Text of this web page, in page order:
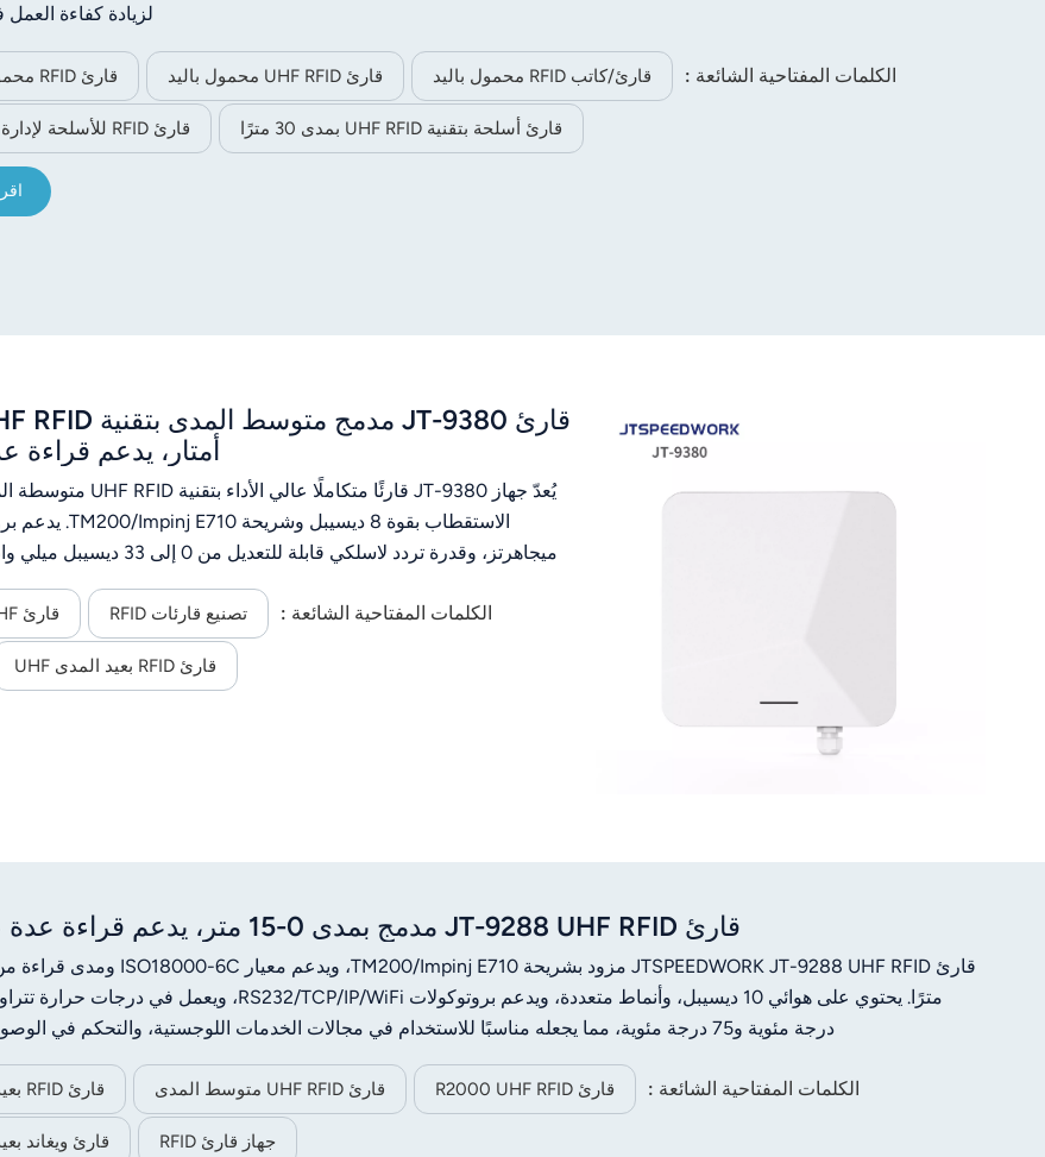
لزيادة كفاءة
الكلمات المفتاحية الشائعة : قارئ/كاتب RFID محمول باليد قارئ UHF RFID محمول باليد قارئ RFID محمول باليد
قارئ أسلحة بتقنية UHF RFID بمدى 30 مترًا قارئ RFID للأسلحة لإدارة الأصول
أمتار، يدعم قراءة
مستقر في درجات حرارة تتراوح من -40 درجة مئوية إلى 75 درجة مئوية، وهو مناسب لإدارة الأصول الصناعية وتتبع الخدمات اللوجستية.
الكلمات المفتاحية الشائعة : تصنيع قارئات RFID قارئ UHF طويل المدى
قارئ RFID بعيد المدى UHF
قارئ JT-9288 UHF RFID مدمج بمدى 0-15 متر، يدعم قراءة عدة علامات
درجة مئوية و75 درجة مئوية، مما يجعله مناسبًا للاستخدام في مجالات الخدمات اللوجستية، والتحكم في الوصول، وغيرها.
الكلمات المفتاحية الشائعة : قارئ R2000 UHF RFID قارئ UHF RFID متوسط ​​المدى قارئ RFID بعيد المدى
جهاز قارئ RFID قارئ ويغاند